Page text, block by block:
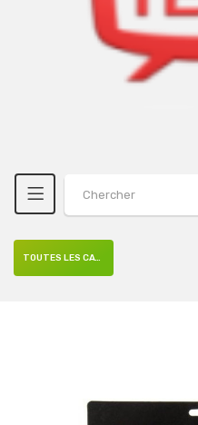
TOUTES LES CATÉGORIES